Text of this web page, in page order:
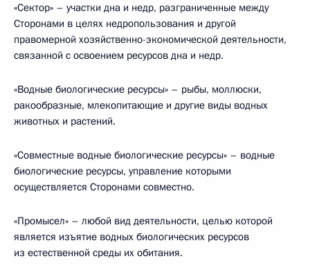
«Сектор» – участки дна и недр, разграниченные между
Сторонами в целях недропользования и другой
правомерной хозяйственно-экономической деятельности,
связанной с освоением ресурсов дна и недр.
«Водные биологические ресурсы» – рыбы, моллюски,
ракообразные, млекопитающие и другие виды водных
животных и растений.
«Совместные водные биологические ресурсы» – водные
биологические ресурсы, управление которыми
осуществляется Сторонами совместно.
«Промысел» – любой вид деятельности, целью которой
является изъятие водных биологических ресурсов
из естественной среды их обитания.